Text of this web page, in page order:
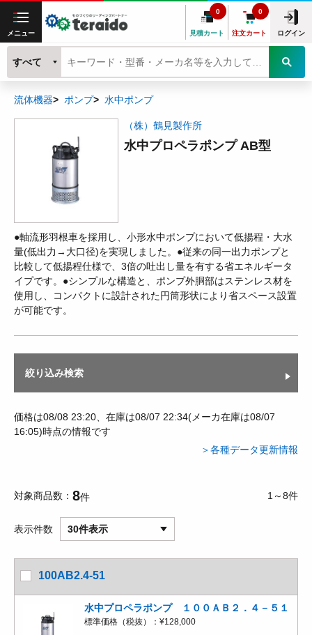
メニュー 見積カート
0
注文カート
0
ログイン
すべて
流体機器 ポンプ 水中ポンプ
（株）鶴見製作所
水中プロペラポンプ AB型
●軸流形羽根車を採用し、小形水中ポンプにおいて低揚程・大水
量(低出力→大口径)を実現しました。●従来の同一出力ポンプと
比較して低揚程仕様で、3倍の吐出し量を有する省エネルギータ
イプです。●シンプルな構造と、ポンプ外胴部はステンレス材を
使用し、コンパクトに設計された円筒形状により省スペース設置
が可能です。
絞り込み検索
価格は08/08 23:20、在庫は08/07 22:34(メーカ在庫は08/07
16:05)時点の情報です
＞各種データ更新情報
対象商品数 8件 1～8件
表示件数 30件表示
100AB2.4-51
水中プロペラポンプ １００ＡＢ２．４－５１
標準価格（税抜）： ¥128,000